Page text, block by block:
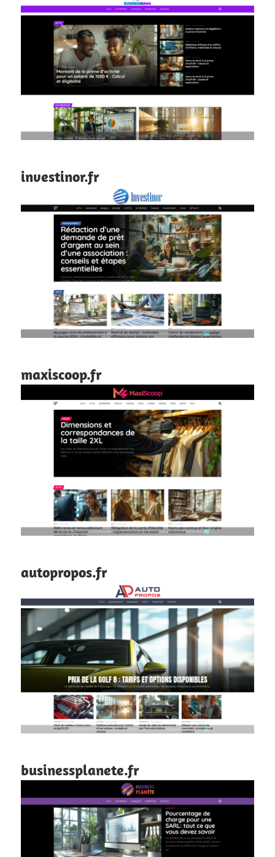
investinor.fr
maxiscoop.fr
autopropos.fr
businessplanete.fr